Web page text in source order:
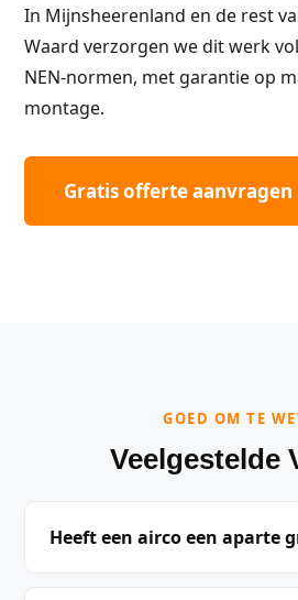
In Mijnsheerenland en de rest
Waard verzorgen we dit werk
NEN-normen, met garantie op
montage.
Gratis offerte aanvragen
GOED OM TE
Veelgestelde
Heeft een airco een aparte